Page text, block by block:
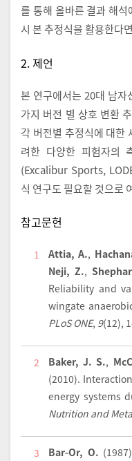
를 통해 올바른 결과 해
시 본 추정식을 활용한다
2. 제언
본 연구에서는 20대 남자
가지 버전 별 상호 변환
각 버전별 추정식에 대한
려한 다양한 피험자의
(Excalibur Sports,
식 연구도 필요할 것으로
참고문헌
1 Attia, A.,
Neji, Z.,
Reliability and
wingate
PLoS ONE, 9(12),
2 Baker, J. S.,
(2010).
energy systems
Nutrition and
3 Bar-Or, O.